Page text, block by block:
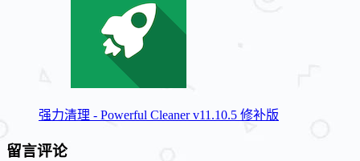
强力清理 - Powerful Cleaner v11.10.5 修补版
留言评论